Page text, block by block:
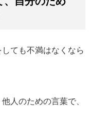
ても不満はなくなら
人のための言葉で、